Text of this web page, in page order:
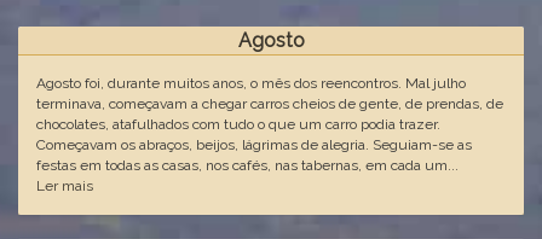
Agosto
Agosto foi, durante muitos anos, o mês dos reencontros. Mal julho
terminava, começavam a chegar carros cheios de gente, de prendas, de
chocolates, atafulhados com tudo o que um carro podia trazer.
Começavam os abraços, beijos, lágrimas de alegria. Seguiam-se as
festas em todas as casas, nos cafés, nas tabernas, em cada um...
Ler mais